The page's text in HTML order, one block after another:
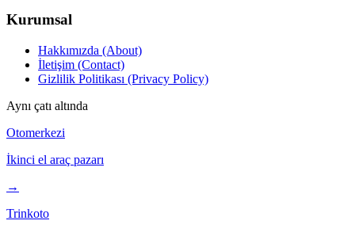
Kurumsal
Hakkımızda (About)
İletişim (Contact)
Gizlilik Politikası (Privacy Policy)
Aynı çatı altında
Otomerkezi
İkinci el araç pazarı
→
Trinkoto